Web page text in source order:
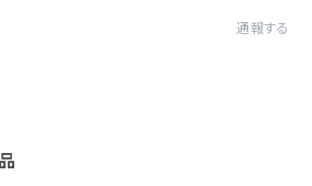
通報する